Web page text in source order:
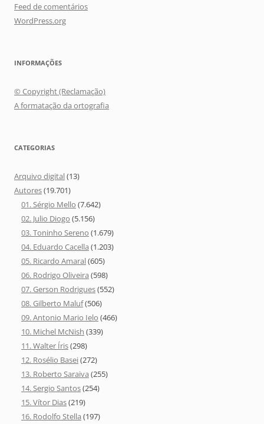
Feed de comentários
WordPress.org
INFORMAÇÕES
© Copyright (Reclamação)
A formatação da ortografia
CATEGORIAS
Arquivo digital(13)
Autores(19.701)
01. Sérgio Mello (7.642)
02. Julio Diogo (5.156)
03. Toninho Sereno (1.679)
04. Eduardo Cacella (1.203)
05. Ricardo Amaral(605)
06. Rodrigo Oliveira (598)
07. Gerson Rodrigues(552)
08. Gilberto Maluf(506)
09. Antonio Mario Ielo (466)
10. Michel McNish (339)
11. Walter Íris(298)
12. Rosélio Basei(272)
13. Roberto Saraiva (255)
14. Sergio Santos(254)
15. Vítor Dias(219)
16. Rodolfo Stella (197)